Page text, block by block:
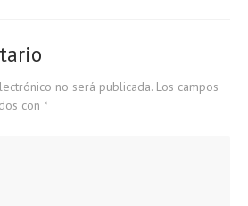
no será publicada. Los campos
con *